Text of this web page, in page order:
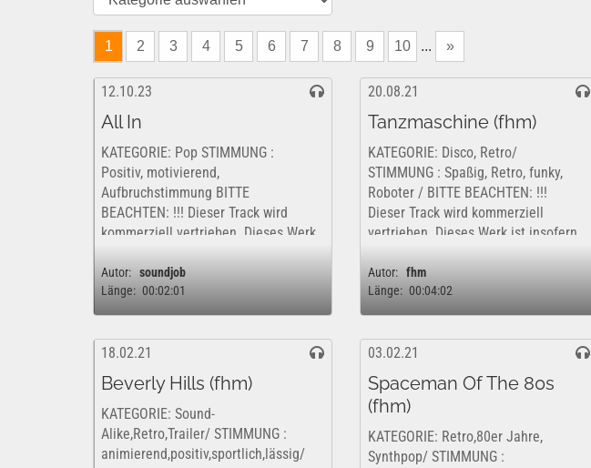
1 2 3 4 5 6 7 8 9 10 ... »
12.10.23
All In
KATEGORIE: Pop STIMMUNG :
Positiv, motivierend,
Aufbruchstimmung BITTE
BEACHTEN: !!! Dieser Track wird
kommerziell vertrieben. Dieses Werk
rechtlich für eine rein private, non-
kommerzielle/nicht-gewerbliche...
Autor: soundjob
Länge: 00:02:01
20.08.21
Tanzmaschine (fhm)
KATEGORIE: Disco, Retro/
STIMMUNG : Spaßig, Retro, funky,
Roboter / BITTE BEACHTEN: !!!
Dieser Track wird kommerziell
vertrieben. Dieses Werk ist insofern
rein private,...
Autor: fhm
Länge: 00:04:02
18.02.21
Beverly Hills (fhm)
KATEGORIE: Sound-
Alike,Retro,Trailer/ STIMMUNG :
animierend,positiv,sportlich,lässig/
03.02.21
Spaceman Of The 80s
(fhm)
KATEGORIE: Retro,80er Jahre,
Synthpop/ STIMMUNG :